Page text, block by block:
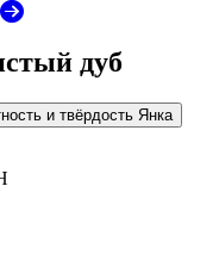
дуб
и твёрдость Янка